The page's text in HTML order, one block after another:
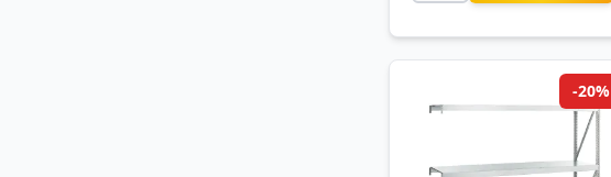
-20%